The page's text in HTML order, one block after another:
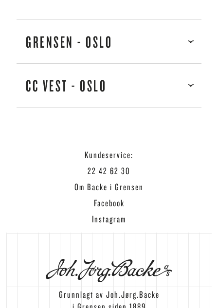
GRENSEN - OSLO
0158 OSLO
POST@BACKEIGRENSEN.NO
CC VEST - OSLO
10-21 .
09-19 .00
CCVEST@BACKEIGRENSEN.NO
Kundeservice:
22 42 62 30
Om Backe i Grensen
Facebook
Instagram
Grunnlagt av Joh.Jørg.Backe